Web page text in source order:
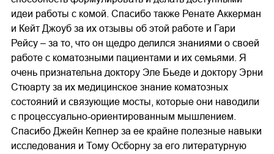
идеи работы с комой. Спасибо также Ренате Аккерман
и Кейт Джоуб за их отзывы об этой работе и Гари
Рейсу – за то, что он щедро делился знаниями о своей
работе с коматозными пациентами и их семьями. Я
очень признательна доктору Эле Бьеде и доктору Эрни
Стюарту за их медицинское знание коматозных
состояний и связующие мосты, которые они наводили
с процессуально-ориентированным мышлением.
Спасибо Джейн Кепнер за ее крайне полезные навыки
исследования и Тому Осборну за его литературную